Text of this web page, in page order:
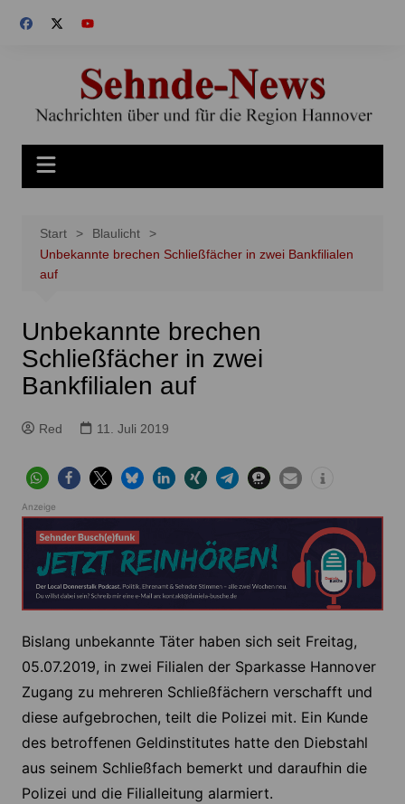
Inhalt
Start
Blaulicht
Unbekannte brechen Schließfächer in zwei Bankfilialen
auf
Unbekannte brechen
Schließfächer in zwei
Bankfilialen auf
Red 11. Juli 2019
Anzeige
Bislang unbekannte Täter haben sich seit Freitag,
05.07.2019, in zwei Filialen der Sparkasse Hannover
Zugang zu mehreren Schließfächern verschafft und
diese aufgebrochen, teilt die Polizei mit. Ein Kunde
des betroffenen Geldinstitutes hatte den Diebstahl
aus seinem Schließfach bemerkt und daraufhin die
Polizei und die Filialleitung alarmiert.